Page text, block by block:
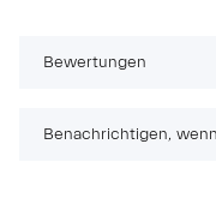
Bewertungen
Benachrichtigen,